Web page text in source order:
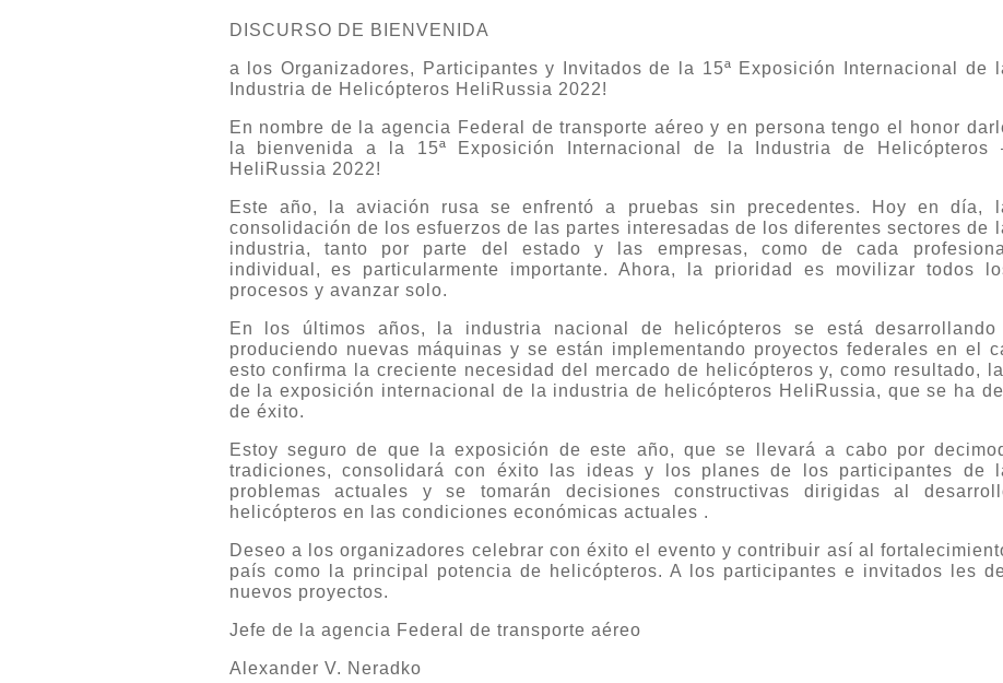
DISCURSO DE BIENVENIDA
a los Organizadores, Participantes y Invitados de la 15ª Exposición Internacional de
Industria de Helicópteros HeliRussia 2022!
En nombre de la agencia Federal de transporte aéreo y en persona tengo el honor
la bienvenida a la 15ª Exposición Internacional de la Industria de Helicópteros
HeliRussia 2022!
Este año, la aviación rusa se enfrentó a pruebas sin precedentes. Hoy en día,
consolidación de los esfuerzos de las partes interesadas de los diferentes sectores de
industria, tanto por parte del estado y las empresas, como de cada profesional
individual, es particularmente importante. Ahora, la prioridad es movilizar todos
procesos y avanzar solo.
En los últimos años, la industria nacional de helicópteros se está desarrollando
produciendo nuevas máquinas y se están implementando proyectos federales en el
esto confirma la creciente necesidad del mercado de helicópteros y, como resultado,
de la exposición internacional de la industria de helicópteros HeliRussia, que se ha
de éxito.
Estoy seguro de que la exposición de este año, que se llevará a cabo por
tradiciones, consolidará con éxito las ideas y los planes de los participantes de
problemas actuales y se tomarán decisiones constructivas dirigidas al
helicópteros en las condiciones económicas actuales .
Deseo a los organizadores celebrar con éxito el evento y contribuir así al
país como la principal potencia de helicópteros. A los participantes e invitados les
nuevos proyectos.
Jefe de la agencia Federal de transporte aéreo
Alexander V. Neradko